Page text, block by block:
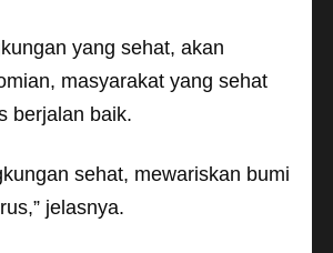
yang sehat, akan
masyarakat yang sehat
berjalan baik.
sehat, mewariskan bumi
jelasnya.